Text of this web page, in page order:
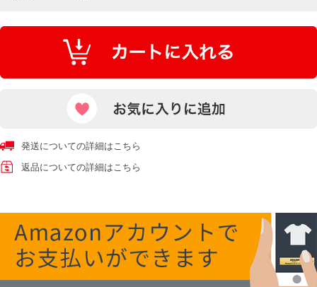
発送についての詳細はこちら
返品についての詳細はこちら